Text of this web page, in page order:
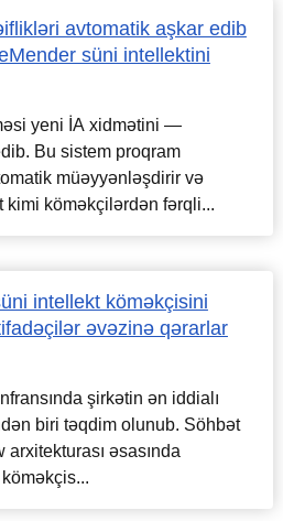
avtomatik aşkar edib
süni intellektini
yeni İA xidmətini —
Bu sistem proqram
müəyyənləşdirir və
köməkçilərdən fərqli...
intellekt köməkçisini
əvəzinə qərarlar
şirkətin ən iddialı
biri təqdim olunub. Söhbət
əsasında